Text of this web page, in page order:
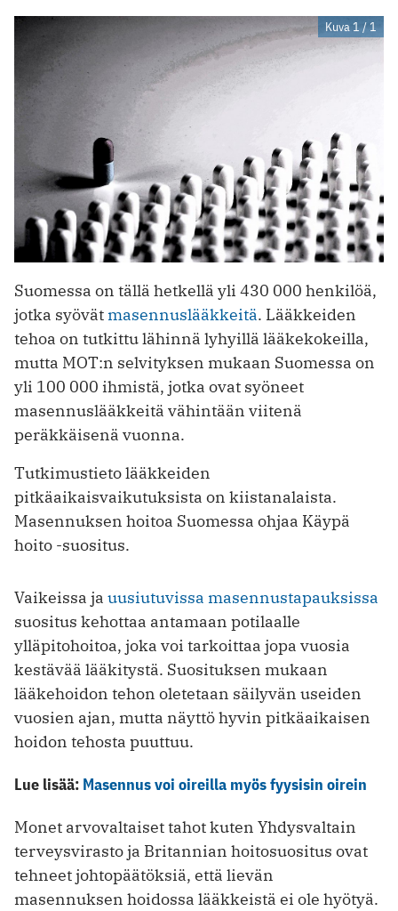
Kuva 1 / 1
Suomessa on tällä hetkellä yli 430 000 henkilöä,
jotka syövätmasennuslääkkeitä. Lääkkeiden
tehoa on tutkittu lähinnä lyhyillä lääkekokeilla,
mutta MOT:n selvityksen mukaan Suomessa on
yli 100 000 ihmistä, jotka ovat syöneet
masennuslääkkeitä vähintään viitenä
peräkkäisenä vuonna.
Tutkimustieto lääkkeiden
pitkäaikaisvaikutuksista on kiistanalaista.
Masennuksen hoitoa Suomessa ohjaa Käypä
hoito -suositus.
Vaikeissa ja uusiutuvissa masennustapauksissa
suositus kehottaa antamaan potilaalle
ylläpitohoitoa, joka voi tarkoittaa jopa vuosia
kestävää lääkitystä. Suosituksen mukaan
lääkehoidon tehon oletetaan säilyvän useiden
vuosien ajan, mutta näyttö hyvin pitkäaikaisen
hoidon tehosta puuttuu.
Lue lisää: Masennus voi oireilla myös fyysisin oirein
Monet arvovaltaiset tahot kuten Yhdysvaltain
terveysvirasto ja Britannian hoitosuositus ovat
tehneet johtopäätöksiä, että lievän
masennuksen hoidossa lääkkeistä ei ole hyötyä.